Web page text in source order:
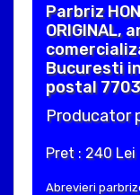
Parbriz
ORIGINAL,
Bucuresti in
postal
Producator
Pret : 240 Lei
Abrevieri